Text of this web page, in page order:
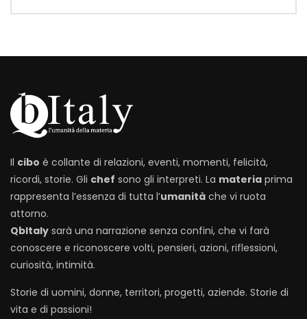
Il cibo è collante di relazioni, eventi, momenti, felicità,
ricordi, storie. Gli chef sono gli interpreti. La materia prima
rappresenta l’essenza di tutta l’umanità che vi ruota
attorno.
QbItaly sarà una narrazione senza confini, che vi farà
conoscere e riconoscere volti, pensieri, azioni, riflessioni,
curiosità, intimità.
Storie di uomini, donne, territori, progetti, aziende. Storie di
vita e di passioni!